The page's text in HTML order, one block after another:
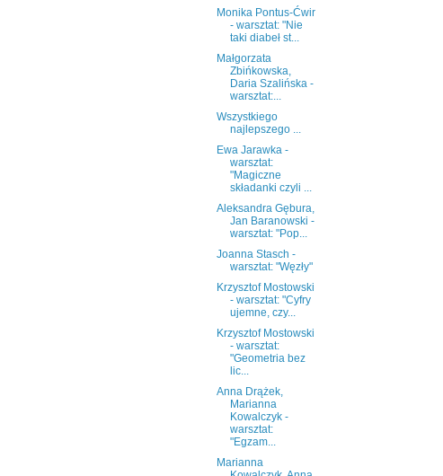
Monika Pontus-Ćwir
- warsztat: "Nie
taki diabeł st...
Małgorzata
Zbińkowska,
Daria Szalińska -
warsztat:...
Wszystkiego
najlepszego ...
Ewa Jarawka -
warsztat:
"Magiczne
składanki czyli ...
Aleksandra Gębura,
Jan Baranowski -
warsztat: "Pop...
Joanna Stasch -
warsztat: "Węzły"
Krzysztof Mostowski
- warsztat: "Cyfry
ujemne, czy...
Krzysztof Mostowski
- warsztat:
"Geometria bez
lic...
Anna Drążek,
Marianna
Kowalczyk -
warsztat:
"Egzam...
Marianna